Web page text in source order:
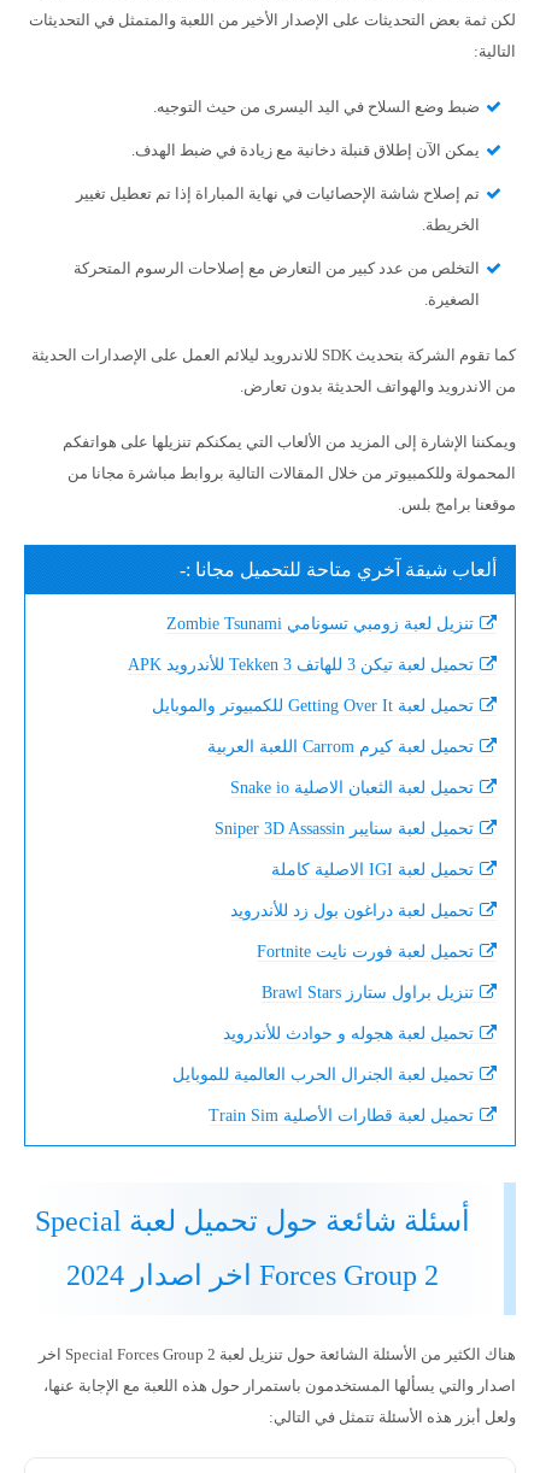
لكن ثمة بعض التحديثات على الإصدار الأخير من اللعبة والمتمثل في التحديثات
التالية:
ضبط وضع السلاح في اليد اليسرى من حيث التوجيه.
يمكن الآن إطلاق قنبلة دخانية مع زيادة في ضبط الهدف.
تم إصلاح شاشة الإحصائيات في نهاية المباراة إذا تم تعطيل تغيير
الخريطة.
التخلص من عدد كبير من التعارض مع إصلاحات الرسوم المتحركة
الصغيرة.
كما تقوم الشركة بتحديث SDK للاندرويد ليلائم العمل على الإصدارات الحديثة
من الاندرويد والهواتف الحديثة بدون تعارض.
ويمكننا الإشارة إلى المزيد من الألعاب التي يمكنكم تنزيلها على هواتفكم
المحمولة وللكمبيوتر من خلال المقالات التالية بروابط مباشرة مجانا من
موقعنا برامج بلس.
ألعاب شيقة آخري متاحة للتحميل مجانا :-
تنزيل لعبة زومبي تسونامي Zombie Tsunami
تحميل لعبة تيكن 3 للهاتف Tekken 3 للأندرويد APK
تحميل لعبة Getting Over It للكمبيوتر والموبايل
تحميل لعبة كيرم Carrom اللعبة العربية
تحميل لعبة الثعبان الاصلية Snake io
تحميل لعبة سنايبر Sniper 3D Assassin
تحميل لعبة IGI الاصلية كاملة
تحميل لعبة دراغون بول زد للأندرويد
تحميل لعبة فورت نايت Fortnite
تنزيل براول ستارز Brawl Stars
تحميل لعبة هجوله و حوادث للأندرويد
تحميل لعبة الجنرال الحرب العالمية للموبايل
تحميل لعبة قطارات الأصلية Train Sim
أسئلة شائعة حول تحميل لعبة Special
Forces Group 2 اخر اصدار 2024
هناك الكثير من الأسئلة الشائعة حول تنزيل لعبة Special Forces Group 2 اخر
اصدار والتي يسألها المستخدمون باستمرار حول هذه اللعبة مع الإجابة عنها،
ولعل أبزر هذه الأسئلة تتمثل في التالي: